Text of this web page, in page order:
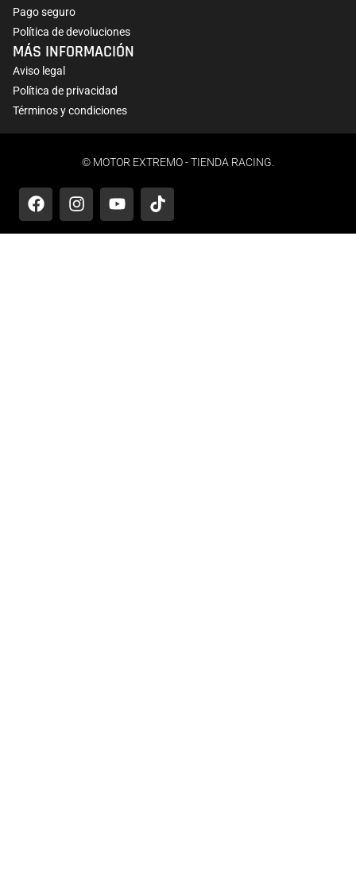
Pago seguro
Política de devoluciones
MÁS INFORMACIÓN
Aviso legal
Política de privacidad
Términos y condiciones
© MOTOR EXTREMO - TIENDA RACING.